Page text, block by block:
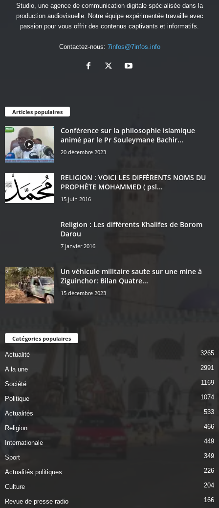
Studio, une agence de communication digitale spécialisée dans la
production audiovisuelle. Notre équipe expérimentée travaille avec
passion pour vous offrir des contenus captivants et informatifs.
Contactez-nous: 7infos@7infos.info
Articles populaires
Conférence sur la philosophie islamique
animé par le Pr Souleymane Bachir...
20 décembre 2023
RELIGION : VOICI LES DIFFÉRENTS NOMS DU
PROPHÈTE MOHAMMED ( psl...
15 juin 2016
Religion : Les différents Khalifes de Borom
Darou
7 janvier 2016
Un véhicule militaire saute sur une mine à
Ziguinchor: Bilan Quatre...
15 décembre 2023
Catégories populaires
Actualité 3265
A la une 2991
Société 1169
Politique 1074
Actualités 533
Religion 466
Internationale 449
Sport 349
Actualités politiques 226
Culture 204
Revue de presse radio 166